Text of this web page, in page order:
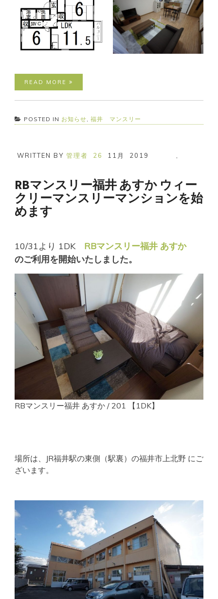
READ MORE
POSTED IN お知らせ 福井 マンスリー
WRITTEN BY 管理者 26 11月 2019
RBマンスリー福井 あすか ウィー
クリーマンスリーマンションを始
めます
10/31より 1DK
RBマンスリー福井 あすか
のご利用を開始いたしました。
RBマンスリー福井 あすか / 201 【1DK】
場所は、JR福井駅の東側（駅裏）の福井市上北野 にご
ざいます。